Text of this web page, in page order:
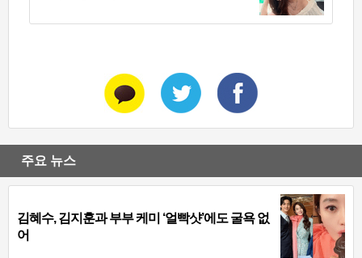
주요 뉴스
김혜수, 김지훈과 부부 케미 ‘얼빡샷’에도 굴욕 없
어